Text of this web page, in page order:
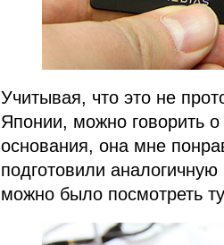
Учитывая, что это не
Японии, можно говорить
основания, она мне
подготовили
можно было посмотреть